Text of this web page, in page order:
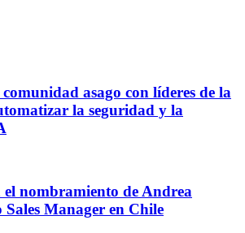
asago con líderes de la
la seguridad y la
nombramiento de Andrea
Sales Manager en Chile